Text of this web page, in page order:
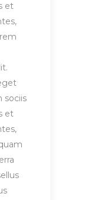
et
sociis
et